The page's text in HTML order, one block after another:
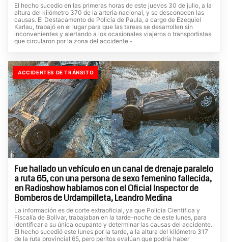
El hecho sucedio en las primeras horas de este jueves 30 de julio, a la
altura del kilómetro 370 de la arteria nacional, y se desconocen las
causas. El Destacamento de Policía de Paula, a cargo de Ezequiel
Karlau, trabajó en el lugar para que las tareas se desarrollen sin
inconvenientes y alertando a los ocasionales viajeros o transportistas
que circularon por la zona del accidente.-
ACCIDENTES DE TRÁNSITO
Fue hallado un vehículo en un canal de drenaje paralelo
a ruta 65, con una persona de sexo femenino fallecida,
en Radioshow hablamos con el Oficial Inspector de
Bomberos de Urdampilleta, Leandro Medina
La información es de corte extraoficial, ya que Policía Científica y
Fiscalía de Bolívar, trabajaban en la tarde-noche de este lunes, para
identificar a su única ocupante y determinar las causas del accidente.
El hecho sucedió este lunes por la tarde, a la altura del kilómetro 317
de la ruta provincial 65, pero peritos evalúan que podría haber